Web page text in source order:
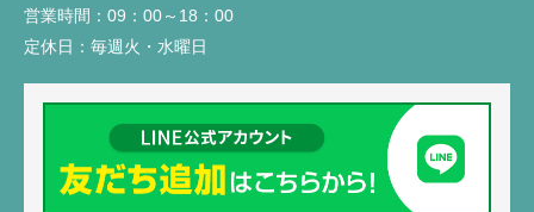
営業時間： 09：00～18：00
定休日： 毎週火・水曜日